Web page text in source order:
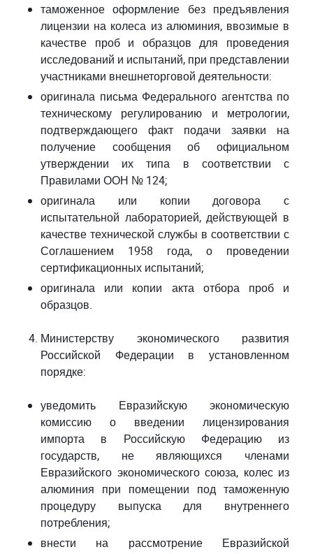
таможенное оформление без предъявления
лицензии на колеса из алюминия, ввозимые в
качестве проб и образцов для проведения
исследований и испытаний, при представлении
участниками внешнеторговой деятельности:
оригинала письма Федерального агентства по
техническому регулированию и метрологии,
подтверждающего факт подачи заявки на
получение сообщения об официальном
утверждении их типа в соответствии с
Правилами ООН № 124;
оригинала или копии договора с
испытательной лабораторией, действующей в
качестве технической службы в соответствии с
Соглашением 1958 года, о проведении
сертификационных испытаний;
оригинала или копии акта отбора проб и
образцов.
Министерству экономического развития
Российской Федерации в установленном
порядке:
уведомить Евразийскую экономическую
комиссию о введении лицензирования
импорта в Российскую Федерацию из
государств, не являющихся членами
Евразийского экономического союза, колес из
алюминия при помещении под таможенную
процедуру выпуска для внутреннего
потребления;
внести на рассмотрение Евразийской